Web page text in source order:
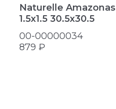
Naturelle Amazonas
1.5х1.5 30.5x30.5
00-00000034
879 ₽